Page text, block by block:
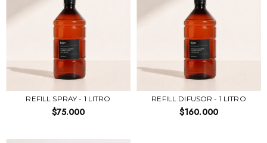
REFILL SPRAY - 1 LITRO
$75.000
REFILL DIFUSOR - 1 LITRO
$160.000